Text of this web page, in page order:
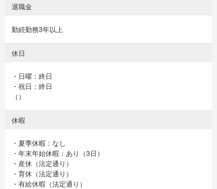
退職金
勤続勤務3年以上
休日
・日曜：終日
・祝日：終日
（）
休暇
・夏季休暇：なし
・年末年始休暇：あり（3日）
・産休（法定通り）
・育休（法定通り）
・有給休暇（法定通り）